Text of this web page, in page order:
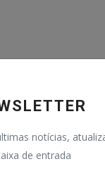
notícias,
de entrada
Uau